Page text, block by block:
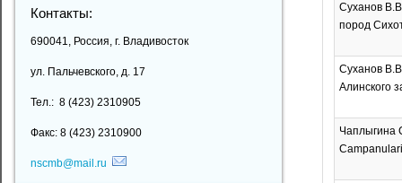
Суханов
пород
Суханов
Алинского
Чаплыгина
Контакты:
690041, Россия, г. Владивосток
ул. Пальчевского, д. 17
Тел.: 8 (423) 2310905
Факс: 8 (423) 2310900
nscmb@mail.ru